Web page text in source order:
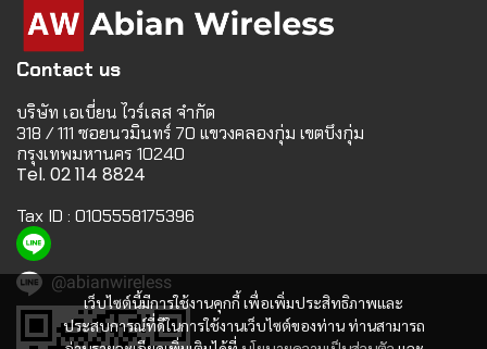
เว็บไซต์นี้มีการใช้งานคุกกี้ เพื่อเพิ่มประสิทธิภาพและ
ประสบการณ์ที่ดีในการใช้งานเว็บไซต์ของท่าน ท่านสามารถ
Contact us
บริษัท เอเบี่ยน ไวร์เลส จำกัด
318 / 111 ซอยนวมินทร์ 70 แขวงคลองกุ่ม เขตบึงกุ่ม
กรุงเทพมหานคร 10240
Tel. 02 114 8824
Tax ID : 0105558175396
@abianwireless